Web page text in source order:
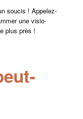
soucis ! Appelez-
une visio-
plus près !